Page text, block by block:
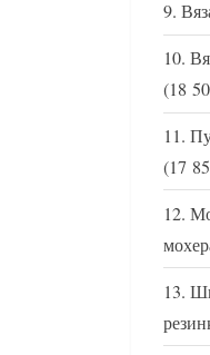
(18
(17